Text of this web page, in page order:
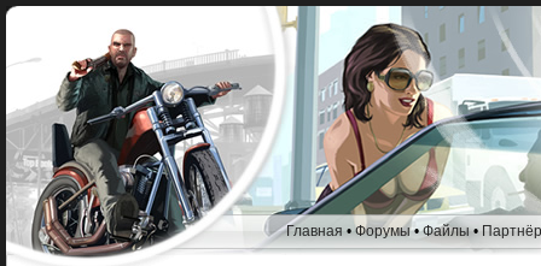
Главная • Форумы•Файлы•